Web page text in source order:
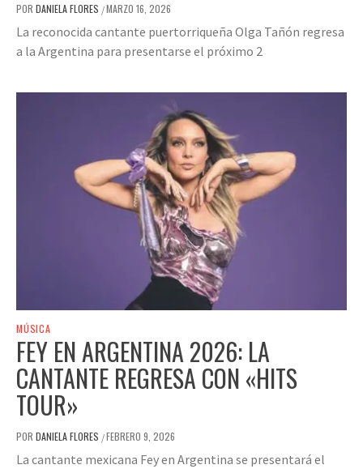
POR DANIELA FLORES /MARZO 16, 2026
La reconocida cantante puertorriqueña Olga Tañón regresa
a la Argentina para presentarse el próximo 2
MÚSICA
FEY EN ARGENTINA 2026: LA
CANTANTE REGRESA CON «HITS
TOUR»
POR DANIELA FLORES /FEBRERO 9, 2026
La cantante mexicana Fey en Argentina se presentará el